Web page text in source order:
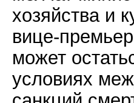
хозяйства и
вице-
может
условиях